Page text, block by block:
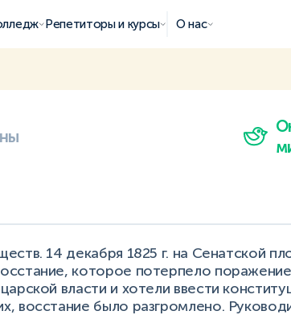
Репетиторы и курсы О нас
14 декабря 1825 г. на Сенатской
которое потерпело
власти и хотели ввести
восстание было разгромлено.